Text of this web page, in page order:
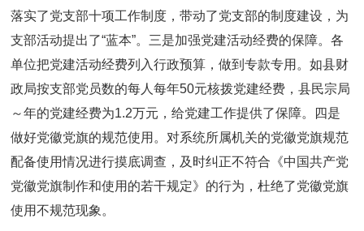
落实了党支部十项工作制度，带动了党支部的制度建设，为
支部活动提出了“蓝本”。三是加强党建活动经费的保障。各
单位把党建活动经费列入行政预算，做到专款专用。如县财
政局按支部党员数的每人每年50元核拨党建经费，县民宗局
～年的党建经费为1.2万元，给党建工作提供了保障。四是
做好党徽党旗的规范使用。对系统所属机关的党徽党旗规范
配备使用情况进行摸底调查，及时纠正不符合《中国共产党
党徽党旗制作和使用的若干规定》的行为，杜绝了党徽党旗
使用不规范现象。